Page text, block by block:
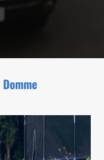
Domme